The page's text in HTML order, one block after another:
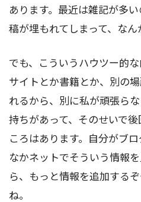
あります。最近は雑記が多
稿が埋もれてしまって、なん
でも、こういうハウツー的
サイトとか書籍とか、別の
れるから、別に私が頑張ら
持ちがあって、そのせいで
ころはあります。自分がブ
なかネットでそういう情報
ら、もっと情報を追加する
ね。